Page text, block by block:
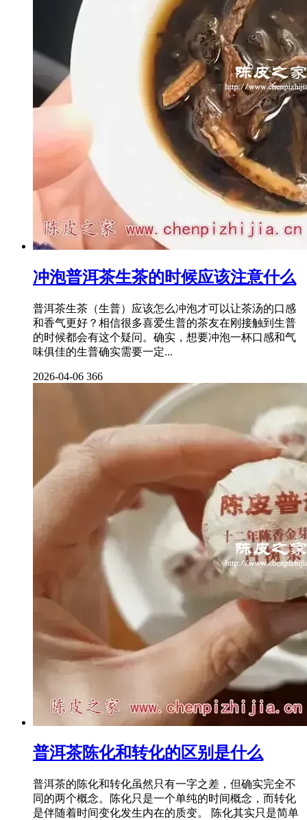
冲泡普洱茶生茶的时候应该注意什么
普洱茶生茶（生普）应该怎么冲泡才可以让茶汤的口感
和香气更好？相信很多喜爱生普的茶友在刚接触到生普
的时候都会有这个疑问。确实，想要冲泡一杯口感和气
味俱佳的生普确实需要一定...
2026-04-06 366
普洱茶陈化和转化的区别是什么
普洱茶的陈化和转化虽然只有一字之差，但确实完全不
同的两个概念。陈化只是一个单纯的时间概念，而转化
是伴随着时间变化发生内在的质变。 陈化其实只是简单